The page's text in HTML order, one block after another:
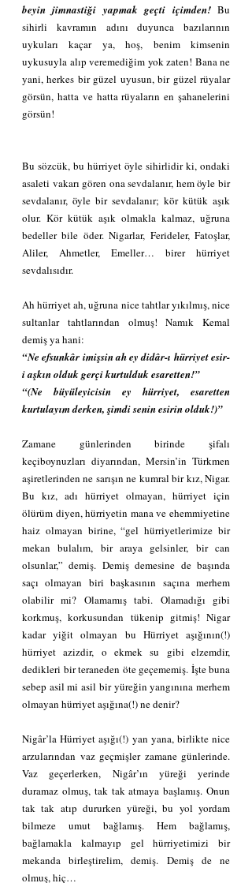
beyin jimnastiği yapmak geçti içimden! Bu
sihirli kavramın adını duyunca bazılarının
uykuları kaçar ya, hoş, benim kimsenin
uykusuyla alıp veremediğim yok zaten! Bana ne
yani, herkes bir güzel uyusun, bir güzel rüyalar
görsün, hatta ve hatta rüyaların en şahanelerini
görsün!
Bu sözcük, bu hürriyet öyle sihirlidir ki, ondaki
asaleti vakarı gören ona sevdalanır, hem öyle bir
sevdalanır, öyle bir sevdalanır; kör kütük aşık
olur. Kör kütük aşık olmakla kalmaz, uğruna
bedeller bile öder. Nigarlar, Ferideler, Fatoşlar,
Aliler, Ahmetler, Emeller… birer hürriyet
sevdalısıdır.
Ah hürriyet ah, uğruna nice tahtlar yıkılmış, nice
sultanlar tahtlarından olmuş! Namık Kemal
demiş ya hani:
“Ne efsunkâr imişsin ah ey didâr-ı hürriyet esir-
i aşkın olduk gerçi kurtulduk esaretten!”
“(Ne büyüleyicisin ey hürriyet, esaretten
kurtulayım derken, şimdi senin esirin olduk!)”
Zamane günlerinden birinde şifalı
keçiboynuzları diyarından, Mersin’in Türkmen
aşiretlerinden ne sarışın ne kumral bir kız, Nigar.
Bu kız, adı hürriyet olmayan, hürriyet için
ölürüm diyen, hürriyetin mana ve ehemmiyetine
haiz olmayan birine, “gel hürriyetlerimize bir
mekan bulalım, bir araya gelsinler, bir can
olsunlar,” demiş. Demiş demesine de başında
saçı olmayan biri başkasının saçına merhem
olabilir mi? Olamamış tabi. Olamadığı gibi
korkmuş, korkusundan tükenip gitmiş! Nigar
kadar yiğit olmayan bu Hürriyet aşığının(!)
hürriyet azizdir, o ekmek su gibi elzemdir,
dedikleri bir teraneden öte geçememiş. İşte buna
sebep asil mi asil bir yüreğin yangınına merhem
olmayan hürriyet aşığına(!) ne denir?
Nigâr’la Hürriyet aşığı(!) yan yana, birlikte nice
arzularından vaz geçmişler zamane günlerinde.
Vaz geçerlerken, Nigâr’ın yüreği yerinde
duramaz olmuş, tak tak atmaya başlamış. Onun
tak tak atıp dururken yüreği, bu yol yordam
bilmeze umut bağlamış. Hem bağlamış,
bağlamakla kalmayıp gel hürriyetimizi bir
mekanda birleştirelim, demiş. Demiş de ne
olmuş, hiç…